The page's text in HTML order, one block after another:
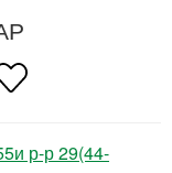
р-р 29(44-